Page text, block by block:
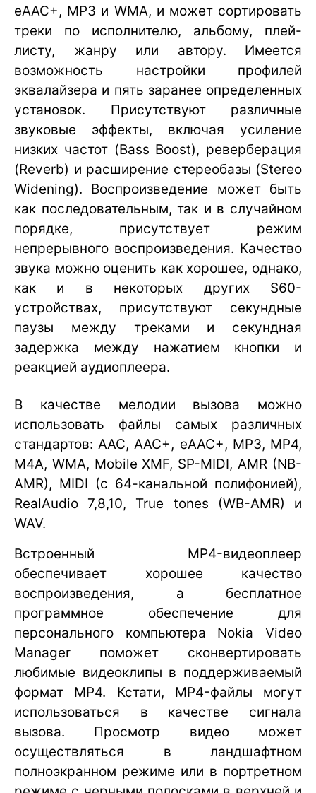
eAAC+, MP3 и WMA, и может сортировать
треки по исполнителю, альбому, плей-
листу, жанру или автору. Имеется
возможность настройки профилей
эквалайзера и пять заранее определенных
установок. Присутствуют различные
звуковые эффекты, включая усиление
низких частот (Bass Boost), реверберация
(Reverb) и расширение стереобазы (Stereo
Widening). Воспроизведение может быть
как последовательным, так и в случайном
порядке, присутствует режим
непрерывного воспроизведения. Качество
звука можно оценить как хорошее, однако,
как и в некоторых других S60-
устройствах, присутствуют секундные
паузы между треками и секундная
задержка между нажатием кнопки и
реакцией аудиоплеера.
В качестве мелодии вызова можно
использовать файлы самых различных
стандартов: AAC, AAC+, eAAC+, MP3, MP4,
M4A, WMA, Mobile XMF, SP-MIDI, AMR (NB-
AMR), MIDI (с 64-канальной полифонией),
RealAudio 7,8,10, True tones (WB-AMR) и
WAV.
Встроенный MP4-видеоплеер
обеспечивает хорошее качество
воспроизведения, а бесплатное
программное обеспечение для
персонального компьютера Nokia Video
Manager поможет сконвертировать
любимые видеоклипы в поддерживаемый
формат MP4. Кстати, MP4-файлы могут
использоваться в качестве сигнала
вызова. Просмотр видео может
осуществляться в ландшафтном
полноэкранном режиме или в портретном